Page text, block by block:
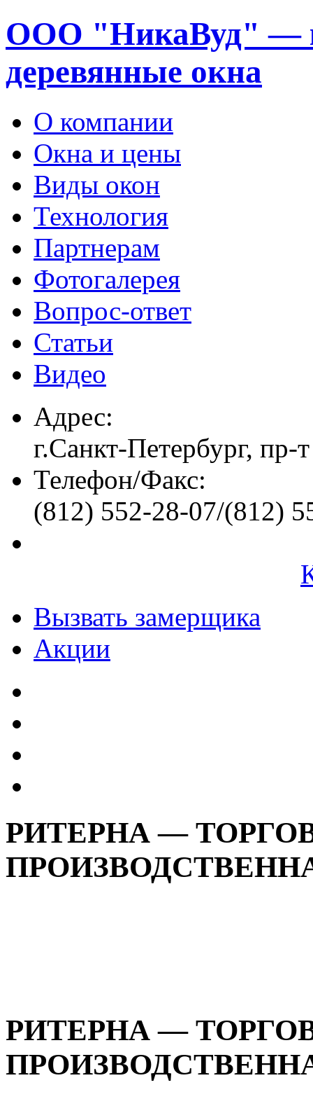
ООО "НикаВуд" —
деревянные окна
О компании
Окна и цены
Виды окон
Технология
Партнерам
Фотогалерея
Вопрос-ответ
Статьи
Видео
Адрес:
г.Санкт-Петербург, пр-
Телефон/Факс:
(812) 552-28-07/(812)
Вызвать замерщика
Акции
РИТЕРНА —
РИТЕРНА —